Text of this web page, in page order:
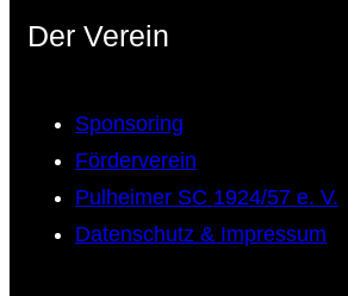
Der Verein
Sponsoring
Förderverein
Pulheimer SC 1924/57 e. V.
Datenschutz & Impressum